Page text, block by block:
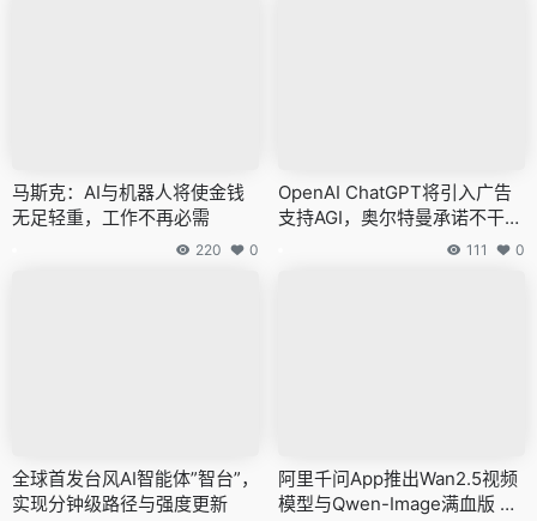
马斯克：AI与机器人将使金钱
无足轻重，工作不再必需
220 0
OpenAI ChatGPT将引入广告
支持AGI，奥尔特曼承诺不干预
111 0
全球首发台风AI智能体”智台”，
实现分钟级路径与强度更新
阿里千问App推出Wan2.5视频
模型与Qwen-Image满血版 免